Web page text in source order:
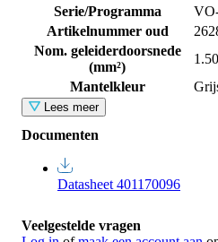
Serie/Programma
Artikelnummer oud
Nom. geleiderdoorsnede
(mm²)
1.50
Mantelkleur
Lees meer
Documenten
Datasheet 401170096
Veelgestelde vragen